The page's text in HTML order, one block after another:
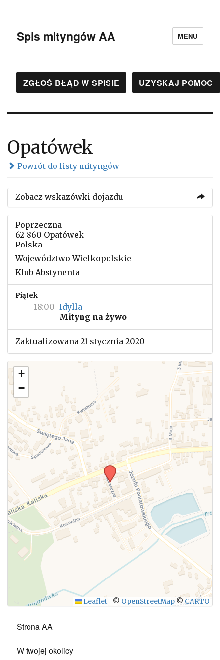
Spis mityngów AA MENU
ZGŁOŚ BŁĄD W SPISIE UZYSKAJ POMOC
Opatówek
Powrót do listy mityngów
Zobacz wskazówki dojazdu
Poprzeczna
62-860 Opatówek
Polska
Województwo Wielkopolskie
Klub Abstynenta
Piątek
18:00 Idylla
Mityng na żywo
Zaktualizowana 21 stycznia 2020
+
−
Leaflet © OpenStreetMap © CARTO
Strona AA
W twojej okolicy